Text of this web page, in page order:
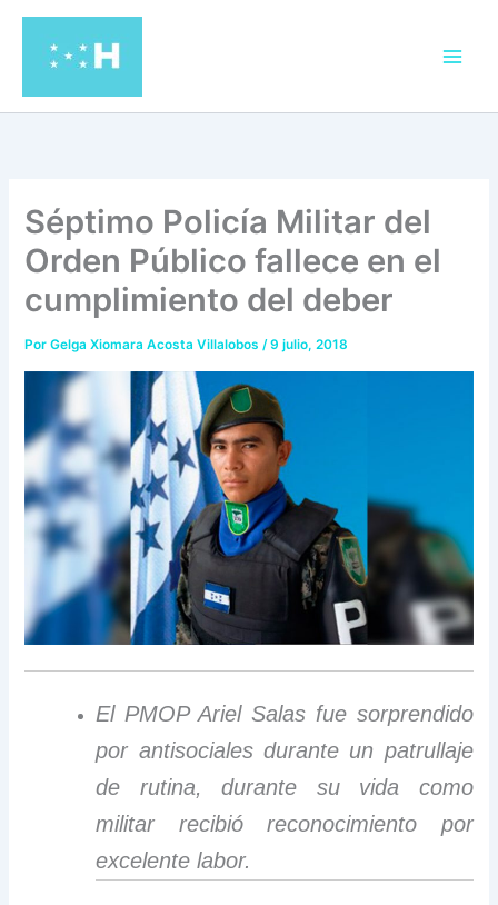
contenido
Séptimo Policía Militar del
Orden Público fallece en el
cumplimiento del deber
PorGelga Xiomara Acosta Villalobos/9 julio, 2018
El PMOP Ariel Salas fue sorprendido
por antisociales durante un patrullaje
de rutina, durante su vida como
militar recibió reconocimiento por
excelente labor.